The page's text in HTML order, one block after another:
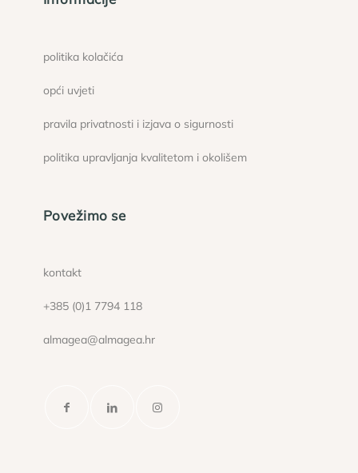
politika kolačića
opći uvjeti
pravila privatnosti i izjava o sigurnosti
politika upravljanja kvalitetom i okolišem
Povežimo se
kontakt
+385 (0)1 7794 118
almagea@almagea.hr